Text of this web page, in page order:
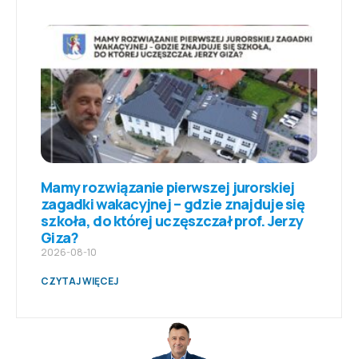
Mamy rozwiązanie pierwszej jurorskiej
zagadki wakacyjnej – gdzie znajduje się
szkoła, do której uczęszczał prof. Jerzy
Giza?
2026-08-10
CZYTAJ WIĘCEJ